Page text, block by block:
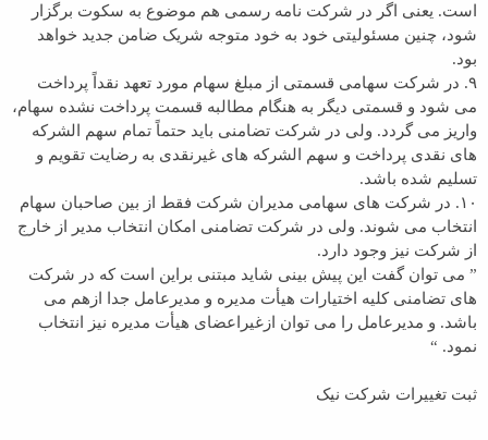
است. یعنی اگر در شرکت نامه رسمی هم موضوع به سکوت برگزار
شود، چنین مسئولیتی خود به خود متوجه شریک ضامن جدید خواهد
بود.
۹. در شرکت سهامی قسمتی از مبلغ سهام مورد تعهد نقداً پرداخت
می شود و قسمتی دیگر به هنگام مطالبه قسمت پرداخت نشده سهام،
واریز می گردد. ولی در شرکت تضامنی باید حتماً تمام سهم الشرکه
های نقدی پرداخت و سهم الشرکه های غیرنقدی به رضایت تقویم و
تسلیم شده باشد.
۱۰. در شرکت های سهامی مدیران شرکت فقط از بین صاحبان سهام
انتخاب می شوند. ولی در شرکت تضامنی امکان انتخاب مدیر از خارج
از شرکت نیز وجود دارد.
” می توان گفت این پیش بینی شاید مبتنی براین است که در شرکت
های تضامنی کلیه اختیارات هیأت مدیره و مدیرعامل جدا ازهم می
باشد. و مدیرعامل را می توان ازغیراعضای هیأت مدیره نیز انتخاب
نمود. “
ثبت تغییرات شرکت نیک